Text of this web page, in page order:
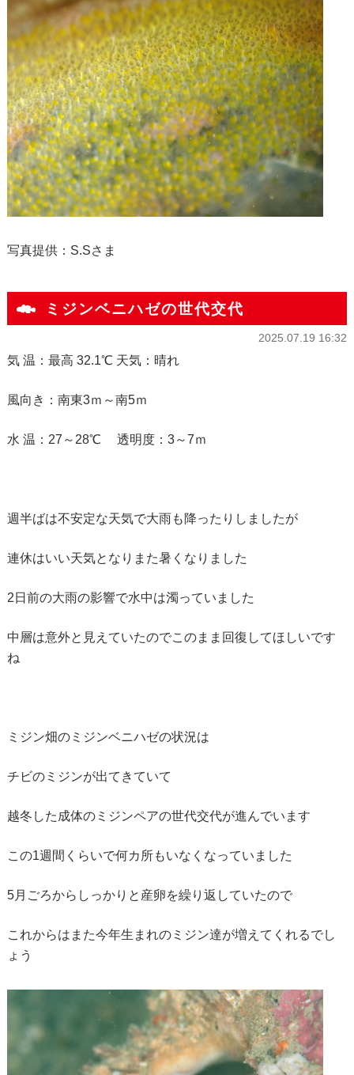
写真提供：S.Sさま
ミジンベニハゼの世代交代
2025.07.19 16:32
気 温：最高 32.1℃ 天気：晴れ
風向き：南東3ｍ～南5ｍ
水 温：27～28℃ 透明度：3～7ｍ
週半ばは不安定な天気で大雨も降ったりしましたが
連休はいい天気となりまた暑くなりました
2日前の大雨の影響で水中は濁っていました
中層は意外と見えていたのでこのまま回復してほしいです
ね
ミジン畑のミジンベニハゼの状況は
チビのミジンが出てきていて
越冬した成体のミジンペアの世代交代が進んでいます
この1週間くらいで何カ所もいなくなっていました
5月ごろからしっかりと産卵を繰り返していたので
これからはまた今年生まれのミジン達が増えてくれるでし
ょう